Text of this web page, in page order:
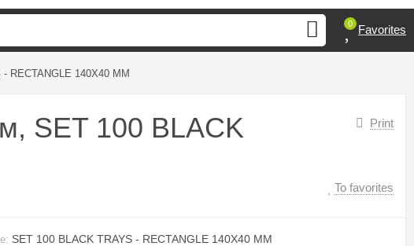
0 Favorites
RECTANGLE 140X40 MM
Print
SET 100 BLACK
To favorites
SET 100 BLACK TRAYS - RECTANGLE 140X40 MM